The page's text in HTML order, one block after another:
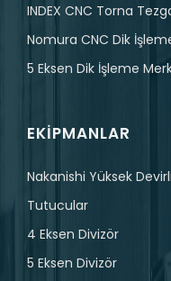
INDEX CNC Torna
Nomura CNC Dik
5 Eksen Dik İşleme
EKIPMANLAR
Nakanishi Yüksek
Tutucular
4 Eksen Divizör
5 Eksen Divizör